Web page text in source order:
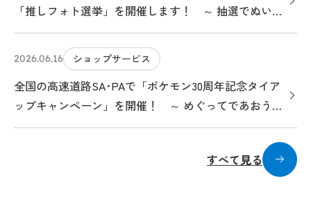
「推しフォト選挙」を開催します！ ～ 抽選でぬいぐ
るみやオリジナルカード等をプレゼント！コラボグル
メキャンペーンも同時開催 ～
2026.06.16 ショップサービス
全国の高速道路SA･PAで「ポケモン30周年記念タイア
ップキャンペーン」を開催！ ～ めぐってであおう！
ポケモンサービスエリアのたび ～
すべて見る